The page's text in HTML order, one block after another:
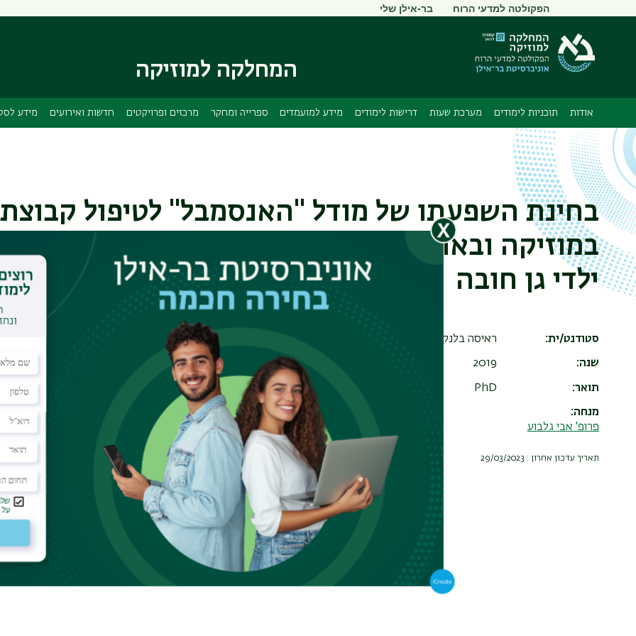
ראשי
תפריט
משני
הפקולטה למדעי הרוח בר-אילן שלי
המחלקה למוזיקה
אודות תוכניות לימודים מערכת שעות דרישות לימודים מידע למועמדים ספרייה ומחקר מרכזים ופרויקטים חדשות ואירועים מידע
בחינת השפעתו של מודל "האנסמבל" לטיפול
במוזיקה ובאומנויות על פיתוח מיומנויות חברתיות
ילדי גן חובה
סטודנט/ית ראיסה בלנקי-וורונוב
שנה 2019
תואר PhD
מנחה
פרופ' אבי גלבוע
תאריך עדכון אחרון : 29/03/2023